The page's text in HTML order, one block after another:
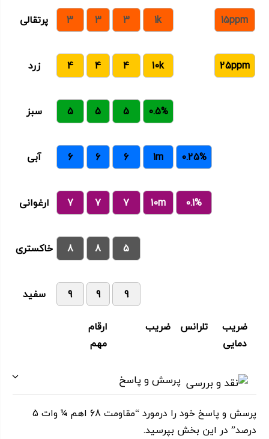
پرتقالی 3 3 3 1k 15ppm
زرد 4 4 4 10k 25ppm
سبز 5 5 5 0.5%
آبی 6 6 6 1m 0.25%
ارغوانی 7 7 7 10m 0.1%
خاکستری 8 8 5
سفید 9 9
9
ارقام
مهم
ضریب تلرانس
ضریب
دمایی
پرسش و پاسخ
پرسش و پاسخ خود را درمورد “مقاومت 68 اهم ¼ وات 5
درصد” در این بخش بپرسید.